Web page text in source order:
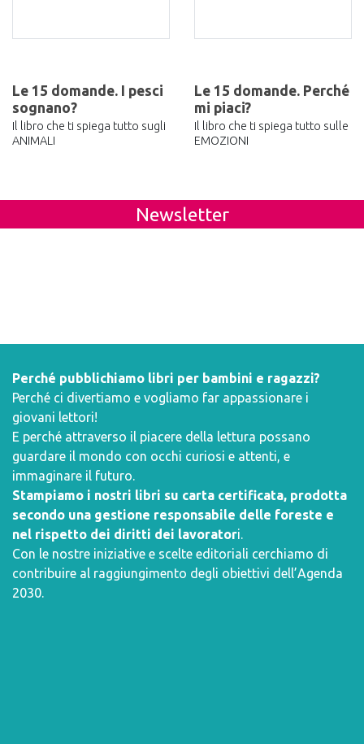
Le 15 domande. I pesci
sognano?
Il libro che ti spiega tutto sugli
ANIMALI
Le 15 domande. Perché
mi piaci?
Il libro che ti spiega tutto sulle
EMOZIONI
Newsletter
Perché pubblichiamo libri per bambini e ragazzi?
Perché ci divertiamo e vogliamo far appassionare i
giovani lettori!
E perché attraverso il piacere della lettura possano
guardare il mondo con occhi curiosi e attenti, e
immaginare il futuro.
Stampiamo i nostri libri su carta certificata, prodotta
secondo una gestione responsabile delle foreste e
nel rispetto dei diritti dei lavoratori.
Con le nostre iniziative e scelte editoriali cerchiamo di
contribuire al raggiungimento degli obiettivi dell’Agenda
2030.